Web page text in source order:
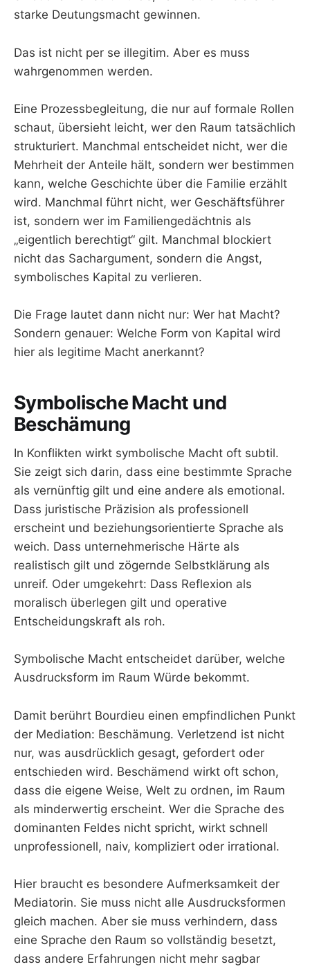
starke Deutungsmacht gewinnen.
Das ist nicht per se illegitim. Aber es muss
wahrgenommen werden.
Eine Prozessbegleitung, die nur auf formale Rollen
schaut, übersieht leicht, wer den Raum tatsächlich
strukturiert. Manchmal entscheidet nicht, wer die
Mehrheit der Anteile hält, sondern wer bestimmen
kann, welche Geschichte über die Familie erzählt
wird. Manchmal führt nicht, wer Geschäftsführer
ist, sondern wer im Familiengedächtnis als
„eigentlich berechtigt“ gilt. Manchmal blockiert
nicht das Sachargument, sondern die Angst,
symbolisches Kapital zu verlieren.
Die Frage lautet dann nicht nur: Wer hat Macht?
Sondern genauer: Welche Form von Kapital wird
hier als legitime Macht anerkannt?
Symbolische Macht und
Beschämung
In Konflikten wirkt symbolische Macht oft subtil.
Sie zeigt sich darin, dass eine bestimmte Sprache
als vernünftig gilt und eine andere als emotional.
Dass juristische Präzision als professionell
erscheint und beziehungsorientierte Sprache als
weich. Dass unternehmerische Härte als
realistisch gilt und zögernde Selbstklärung als
unreif. Oder umgekehrt: Dass Reflexion als
moralisch überlegen gilt und operative
Entscheidungskraft als roh.
Symbolische Macht entscheidet darüber, welche
Ausdrucksform im Raum Würde bekommt.
Damit berührt Bourdieu einen empfindlichen Punkt
der Mediation: Beschämung. Verletzend ist nicht
nur, was ausdrücklich gesagt, gefordert oder
entschieden wird. Beschämend wirkt oft schon,
dass die eigene Weise, Welt zu ordnen, im Raum
als minderwertig erscheint. Wer die Sprache des
dominanten Feldes nicht spricht, wirkt schnell
unprofessionell, naiv, kompliziert oder irrational.
Hier braucht es besondere Aufmerksamkeit der
Mediatorin. Sie muss nicht alle Ausdrucksformen
gleich machen. Aber sie muss verhindern, dass
eine Sprache den Raum so vollständig besetzt,
dass andere Erfahrungen nicht mehr sagbar